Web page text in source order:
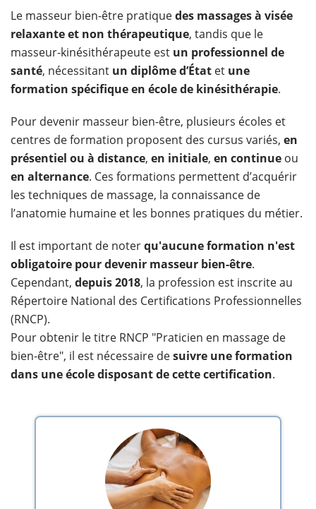
Le masseur bien-être pratiquedes massages à visée
relaxanteet non thérapeutique, tandis que le
masseur-kinésithérapeute est un professionnel de
santé, nécessitant un diplôme d’État et une
formation spécifique en école de kinésithérapie.
Pour devenir masseur bien-être, plusieurs écoles et
centres de formation proposent des cursus variés, en
présentiel ou à distance, en initiale, en continue ou
en alternance. Ces formations permettent d’acquérir
les techniques de massage, la connaissance de
l’anatomie humaine et les bonnes pratiques du métier.
Il est important de noterqu'aucune formation n'est
obligatoire pour devenir masseur bien-être.
Cependant, depuis 2018, la profession est inscrite au
Répertoire National des Certifications Professionnelles
(RNCP).
Pour obtenir le titre RNCP "Praticien en massage de
bien-être", il est nécessaire desuivre une formation
dans une école disposant de cette certification.